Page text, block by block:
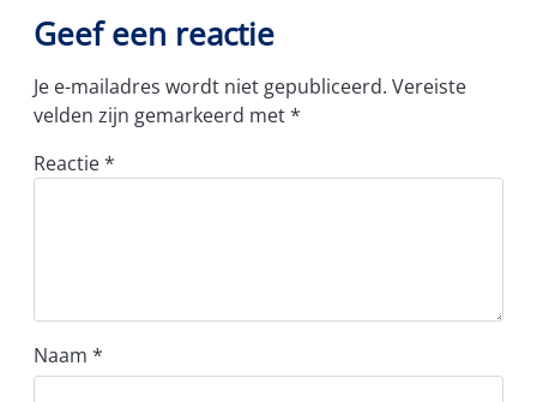
Geef een reactie
Je e-mailadres wordt niet gepubliceerd. Vereiste
velden zijn gemarkeerd met*
Reactie*
Naam *